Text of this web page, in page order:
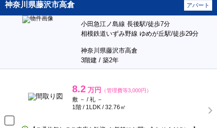
神奈川県藤沢市高倉 アパート
小田急江ノ島線 長後駅/徒歩7分
相模鉄道いずみ野線 ゆめが丘駅/徒歩29分
神奈川県藤沢市高倉
3階建 / 築2年
8.2 万円 （管理費等3,000円）
敷 － / 礼 －
1階 / 1LDK / 32.76㎡